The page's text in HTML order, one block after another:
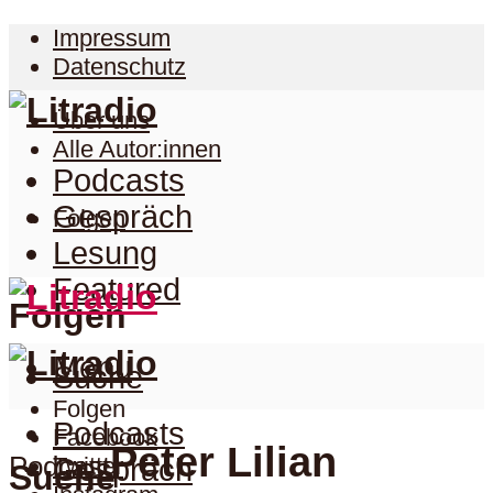
Impressum
Datenschutz
Über uns
Alle Autor:innen
Folgen
Folgen
Folgen
Facebook
Twitter
Podcasts
Gespräch
Lesung
Featured
Menu
Suche
Suche
Podcasts
Gespräch
PodcastPeter Lilian